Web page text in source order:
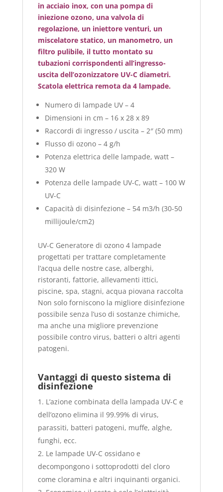
in acciaio inox, con una pompa di
iniezione ozono, una valvola di
regolazione, un iniettore venturi, un
miscelatore statico, un manometro, un
filtro pulibile, il tutto montato su
tubazioni corrispondenti all’ingresso-
uscita dell’ozonizzatore UV-Cdiametri.
Scatola elettrica remota da 4 lampade.
Numero di lampade UV – 4
Dimensioni in cm – 16 x 28 x 89
Raccordi di ingresso / uscita – 2″ (50 mm)
Flusso di ozono – 4 g/h
Potenza elettrica delle lampade, watt –
320 W
Potenza delle lampade UV-C, watt – 100 W
UV-C
Capacità di disinfezione – 54 m3/h (30-50
millijoule/cm2)
UV-C Generatore di ozono 4 lampade
progettati per trattare completamente
l’acqua delle nostre case, alberghi,
ristoranti, fattorie, allevamenti ittici,
piscine, spa, stagni, acqua piovana raccolta
Non solo forniscono la migliore disinfezione
possibile senza l’uso di sostanze chimiche,
ma anche una migliore prevenzione
possibile contro virus, batteri o altri agenti
patogeni.
Vantaggi di questo sistema di
disinfezione
L’azione combinata della lampada UV-C e
dell’ozono elimina il 99.99% di virus,
parassiti, batteri patogeni, muffe, alghe,
funghi, ecc.
Le lampade UV-C ossidano e
decompongono i sottoprodotti del cloro
come cloramina e altri inquinanti organici.